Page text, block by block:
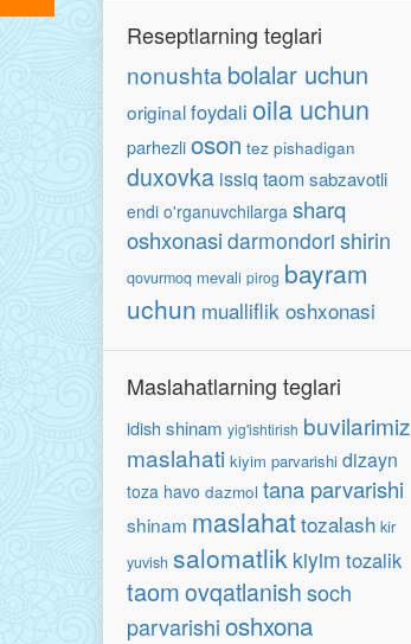
Reseptlarning teglari
nonushta bolalar uchun
originalfoydali oila uchun
parhezlioson tez pishadigan
duxovka issiq taomsabzavotli
endi o'rganuvchilarga sharq
oshxonasi darmondori shirin
qovurmoq mevali pirog bayram
uchun mualliflik oshxonasi
Maslahatlarning teglari
idish shinam yig'ishtirish buvilarimiz
maslahati kiyim parvarishi dizayn
toza havo dazmol tana parvarishi
shinam maslahattozalash kir
yuvish salomatlik kiyim tozalik
taomovqatlanishsoch
parvarishioshxona